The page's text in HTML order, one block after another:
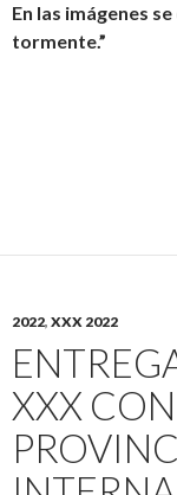
En las imágenes
tormente.”
2022, XXX 2022
XXX